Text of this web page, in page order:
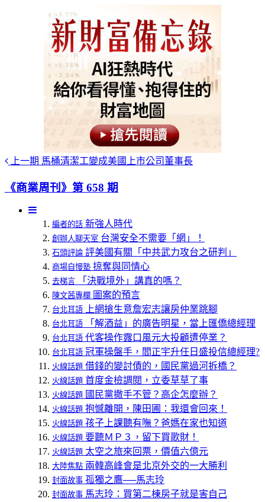
上一期 馬桶清潔工變成美國上市公司董事長
《商業周刊》第 658 期
編者的話 新強人時代
創辦人聊天室 台灣安全不需要「網」！
石頭評論 評美國有關「中共武力攻台之研判」
商場自慢塾 掠奪與同情心
去梯言 「決戰境外」講真的嗎？
陳文茜專欄 圖案的預言
台北耳語 上網搶生意詹宏志讓房仲業跳腳
台北耳語 「解酒益」的廣告明星，當上匯僑總經理
台北耳語 代客操作露口風元大投顧遭停業？
台北耳語 冠軍操盤手，閻正宇升任日盛投信總經理?
火線話題 借錢的變討債的，國民黨過河拆橋？
火線話題 首度金檢調閱，立委草草了事
火線話題 國民黨撒手不管？高企怎麼辦？
火線話題 抱憾離開，陳田圃：我還會回來！
火線話題 孩子上課聽有嘸？爸媽在家也知道
火線話題 要聽ＭＰ３，留下買歌財！
火線話題 太空之旅來回票，價值六億元
大陸焦點 兩韓高峰會是北京外交的一大勝利
封面故事 孤獨之鷹──馬志玲
封面故事 馬志玲：買第二棟房子就是害自己